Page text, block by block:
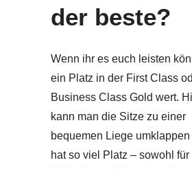
der beste?
Wenn ihr es euch leisten
ein Platz in der First Class
Business Class Gold wert.
kann man die Sitze zu einer
bequemen Liege umklappen
hat so viel Platz – sowohl für